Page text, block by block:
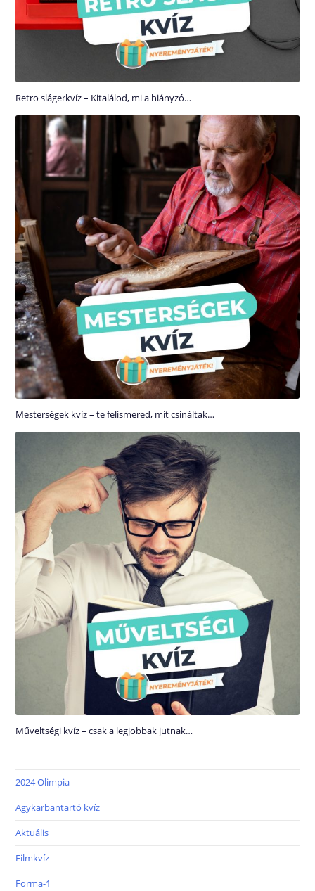
Retro slágerkvíz – Kitalálod, mi a hiányzó…
Mesterségek kvíz – te felismered, mit csináltak…
Műveltségi kvíz – csak a legjobbak jutnak…
2024 Olimpia
Agykarbantartó kvíz
Aktuális
Filmkvíz
Forma-1